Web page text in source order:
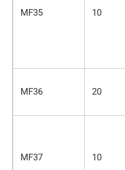
MF35 10
MF36 20
MF37 10